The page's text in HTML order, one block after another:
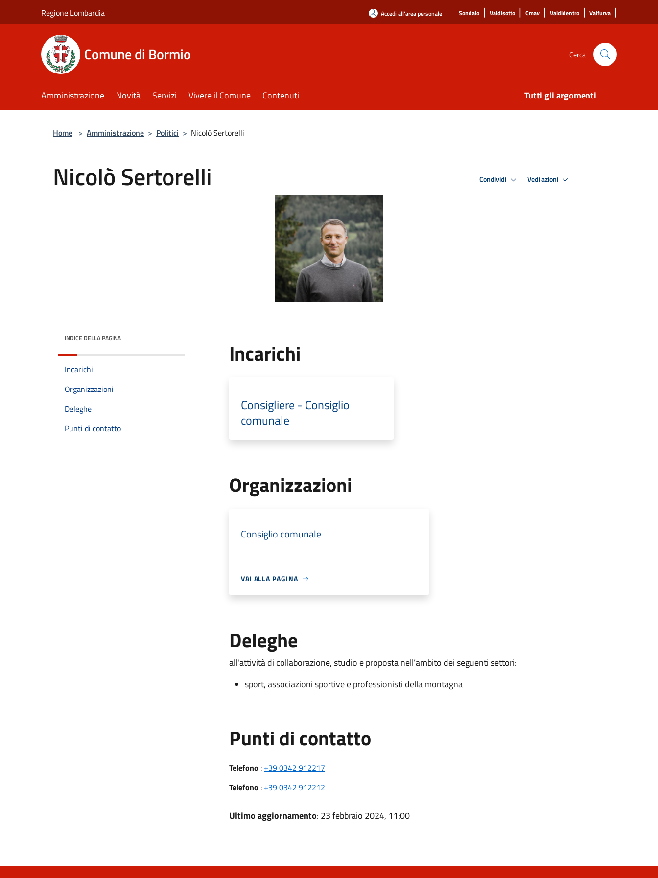
Regione Lombardia Accedi all'area personale Sondalo | Valdisotto | Cmav | Valdidentro | Valfurva |
Comune di Bormio Cerca
Amministrazione Novità Servizi Vivere il Comune Contenuti Tutti gli argomenti
Home > Amministrazione > Politici > Nicolò Sertorelli
Nicolò Sertorelli Condividi Vedi azioni
INDICE DELLA PAGINA
Incarichi
Organizzazioni
Deleghe
Punti di contatto
Incarichi
Consigliere - Consiglio
comunale
Organizzazioni
Consiglio comunale
VAI ALLA PAGINA
Deleghe
all'attività di collaborazione, studio e proposta nell’ambito dei seguenti settori:
sport, associazioni sportive e professionisti della montagna
Punti di contatto
Telefono : +39 0342 912217
Telefono : +39 0342 912212
Ultimo aggiornamento: 23 febbraio 2024, 11:00